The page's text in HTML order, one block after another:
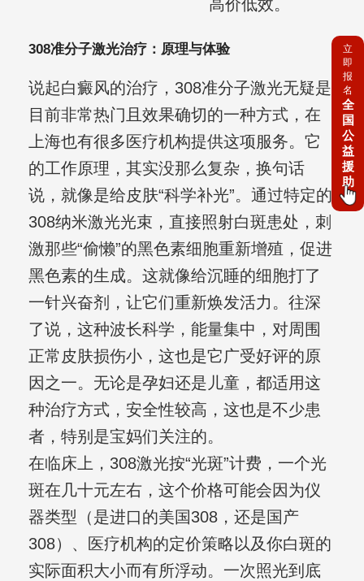
高价低效。
308准分子激光治疗：原理与体验
说起白癜风的治疗，308准分子激光无疑是
目前非常热门且效果确切的一种方式，在
上海也有很多医疗机构提供这项服务。它
的工作原理，其实没那么复杂，换句话
说，就像是给皮肤“科学补光”。通过特定的
308纳米激光光束，直接照射白斑患处，刺
激那些“偷懒”的黑色素细胞重新增殖，促进
黑色素的生成。这就像给沉睡的细胞打了
一针兴奋剂，让它们重新焕发活力。往深
了说，这种波长科学，能量集中，对周围
正常皮肤损伤小，这也是它广受好评的原
因之一。无论是孕妇还是儿童，都适用这
种治疗方式，安全性较高，这也是不少患
者，特别是宝妈们关注的。
在临床上，308激光按“光斑”计费，一个光
斑在几十元左右，这个价格可能会因为仪
器类型（是进口的美国308，还是国产
308）、医疗机构的定价策略以及你白斑的
实际面积大小而有所浮动。一次照光到底
立
即
报
名
全
国
公
益
援
助